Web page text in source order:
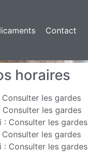
Contact
horaires
Consulter les gardes
Consulter les gardes
: Consulter les gardes
les gardes
: Consulter les gardes